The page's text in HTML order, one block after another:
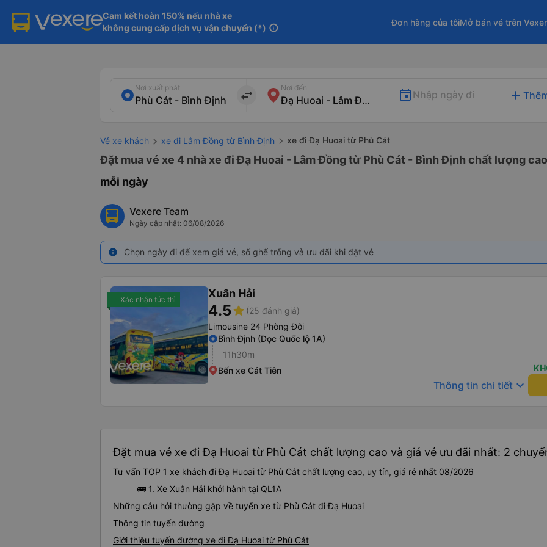
Cam kết hoàn 150% nếu nhà xe
không cung cấp dịch vụ vận chuyển (*) info
Đơn hàng của tôiMở bán vé trên
Nơi xuất phát
import_export
Nơi đến
Nhập ngày đi add
Vé xe khách xe đi Lâm Đồng từ Bình Định xe đi Đạ Huoai từ Phù Cát
Đặt mua vé xe 4 nhà xe đi Đạ Huoai - Lâm Đồng từ Phù Cát - Bình Định chất lượng
mỗi ngày
Vexere Team
Ngày cập nhật: 06/08/2026
info Chọn ngày đi để xem giá vé, số ghế trống và ưu đãi khi đặt vé
Xác nhận tức thì Xuân Hải
4.5star (25 đánh giá)
Limousine 24 Phòng Đôi
Bình Định (Dọc Quốc lộ 1A)
11h30m
Bến xe Cát Tiên
Thông tin chi tiết keyboard_arrow_down
Đặt mua vé xe đi Đạ Huoai từ Phù Cát chất lượng cao và giá vé ưu đãi nhất: 2
Tư vấn TOP 1 xe khách đi Đạ Huoai từ Phù Cát chất lượng cao, uy tín, giá rẻ nhất 08/2026
🚌 1. Xe Xuân Hải khởi hành tại QL1A
Những câu hỏi thường gặp về tuyến xe từ Phù Cát đi Đạ Huoai
Thông tin tuyến đường
Giới thiệu tuyến đường xe đi Đạ Huoai từ Phù Cát